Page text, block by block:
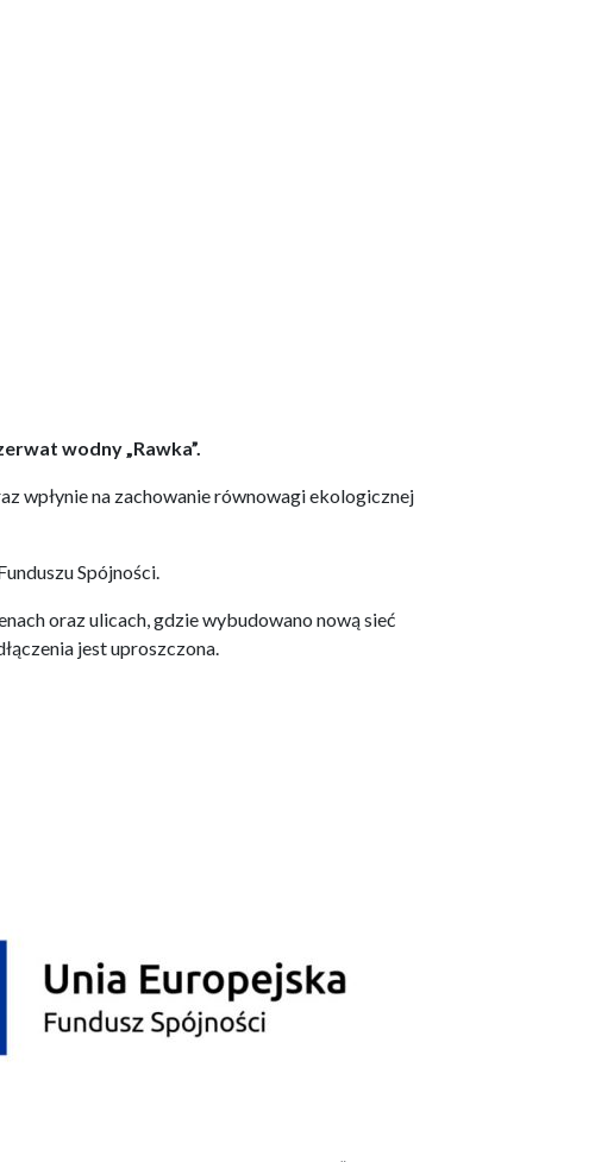
wodny „Rawka”.
wpłynie na zachowanie równowagi ekologicznej
Spójności.
oraz ulicach, gdzie wybudowano nową sieć
jest uproszczona.